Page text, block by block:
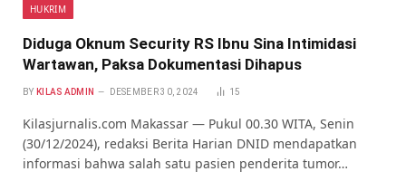
HUKRIM
Diduga Oknum Security RS Ibnu Sina Intimidasi
Wartawan, Paksa Dokumentasi Dihapus
BY KILAS ADMIN DESEMBER 30, 2024 15
Kilasjurnalis.com Makassar — Pukul 00.30 WITA, Senin
(30/12/2024), redaksi Berita Harian DNID mendapatkan
informasi bahwa salah satu pasien penderita tumor…